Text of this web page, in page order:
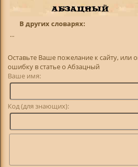
В других словарях:
...
Оставьте Ваше пожелание к сайту, или
ошибку в статье о Абзацный
Ваше имя:
Код (для знающих):